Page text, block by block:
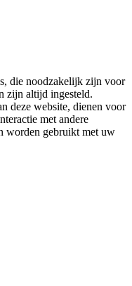
die noodzakelijk zijn voor
zijn altijd ingesteld.
deze website, dienen voor
met andere
worden gebruikt met uw